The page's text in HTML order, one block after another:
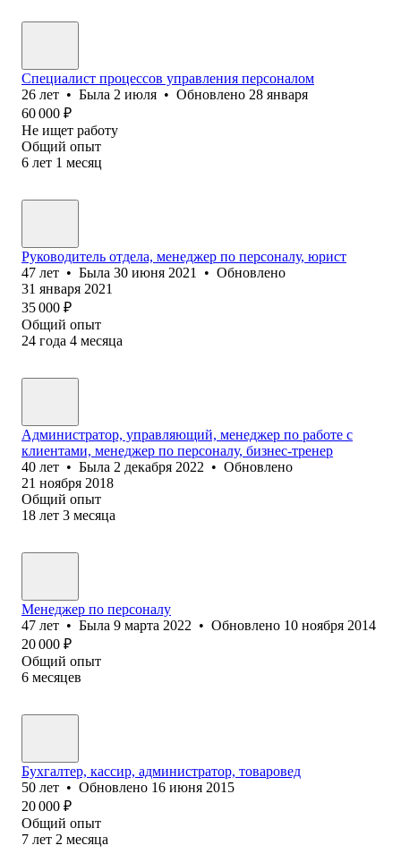
Специалист процессов управления персоналом
26 лет • Была 2 июля • Обновлено 28 января
60 000 ₽
Не ищет работу
Общий опыт
6 лет 1 месяц
Руководитель отдела, менеджер по персоналу, юрист
47 лет • Была 30 июня 2021 • Обновлено
31 января 2021
35 000 ₽
Общий опыт
24 года 4 месяца
Администратор, управляющий, менеджер по работе с
клиентами, менеджер по персоналу, бизнес-тренер
40 лет • Была 2 декабря 2022 • Обновлено
21 ноября 2018
Общий опыт
18 лет 3 месяца
Менеджер по персоналу
47 лет • Была 9 марта 2022 • Обновлено 10 ноября 2014
20 000 ₽
Общий опыт
6 месяцев
Бухгалтер, кассир, администратор, товаровед
50 лет • Обновлено 16 июня 2015
20 000 ₽
Общий опыт
7 лет 2 месяца